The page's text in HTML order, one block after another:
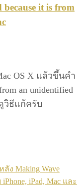
it is from
OS X แล้วขึ้นคำ
an unidentified
วิธีแก้ครับ
ง Making Wave
iPad, Mac และ